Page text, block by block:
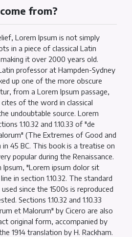
from?
Lorem Ipsum is not simply
in a piece of classical Latin
it over 2000 years old.
professor at Hampden-Sydney
up one of the more obscure
from a Lorem Ipsum passage,
of the word in classical
undoubtable source. Lorem
1.10.32 and 1.10.33 of "de
(The Extremes of Good and
45 BC. This book is a treatise on
popular during the Renaissance.
"Lorem ipsum dolor sit
in section 1.10.32. The standard
since the 1500s is reproduced
Sections 1.10.32 and 1.10.33
et Malorum" by Cicero are also
original form, accompanied by
1914 translation by H. Rackham.